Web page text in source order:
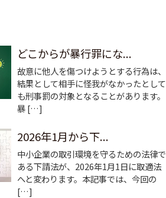
どこからが暴行罪にな...
故意に他人を傷つけようとする行為は、
結果として相手に怪我がなかったとして
も刑事罰の対象となることがあります。
暴 […]
2026年1月から下...
中小企業の取引環境を守るための法律で
ある下請法が、2026年1月1日に取適法
へと変わります。本記事では、今回の
[…]